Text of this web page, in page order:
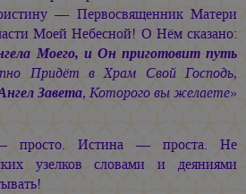
— Первосвященник Матери
Моей Небесной! О Нём сказано:
Моего, и Он приготовит путь
Придёт в Храм Свой Господь,
Завета, Которого вы желаете»
просто. Истина — проста. Не
узелков словами и деяниями